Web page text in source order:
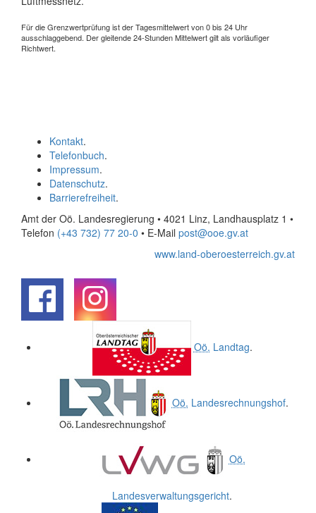
Für die Grenzwertprüfung ist der Tagesmittelwert von 0 bis 24 Uhr
ausschlaggebend. Der gleitende 24-Stunden Mittelwert gilt als vorläufiger
Richtwert.
Kontakt.
Telefonbuch.
Impressum.
Datenschutz.
Barrierefreiheit.
Amt der Oö. Landesregierung • 4021 Linz, Landhausplatz 1 •
Telefon (+43 732) 77 20-0 • E-Mail post@ooe.gv.at
www.land-oberoesterreich.gv.at
Oö. Landtag.
Oö. Landesrechnungshof.
Oö.
Landesverwaltungsgericht.